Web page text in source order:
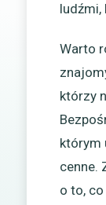
ludźmi,
Warto
którzy
którym
cenne.
o to, co